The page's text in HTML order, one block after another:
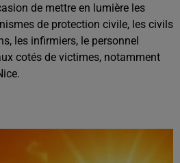
de mettre en lumière les
de protection civile, les civils
les infirmiers, le personnel
cotés de victimes, notamment